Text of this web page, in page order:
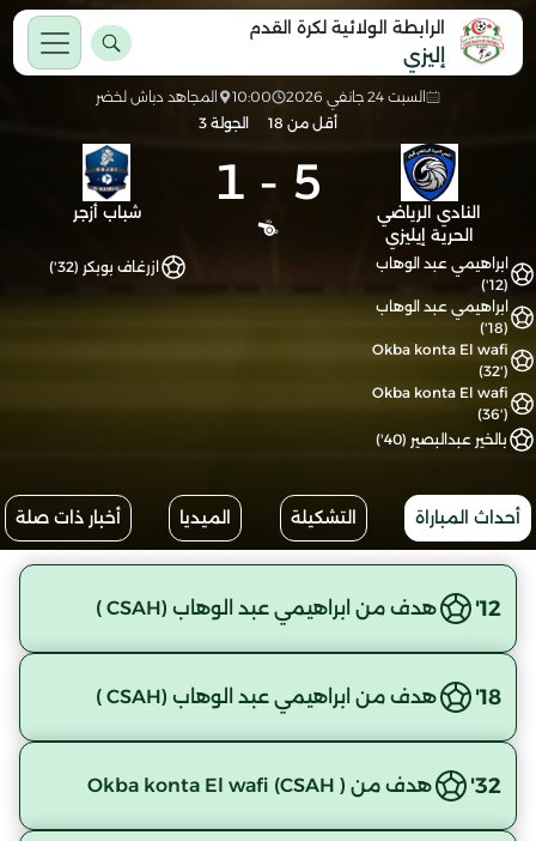
الرابطة الولائية لكرة القدم
إليزي
السبت 24 جانفي 2026 10:00
المجاهد دباش لخضر
أقل من 18
الجولة 3
النادي الرياضي
الحرية إيليزي
5
-
1 شباب أزجر
ابراهيمي عبد الوهاب
(12')
ابراهيمي عبد الوهاب
(18')
Okba konta El wafi
(32')
Okba konta El wafi
(36')
بالخير عبدالبصير (40')
ازرغاف بوبكر (32')
أحداث المباراة التشكيلة الميديا أخبار ذات صلة
12' هدف من ابراهيمي عبد الوهاب (CSAH )
18' هدف من ابراهيمي عبد الوهاب (CSAH )
32' هدف من Okba konta El wafi (CSAH )